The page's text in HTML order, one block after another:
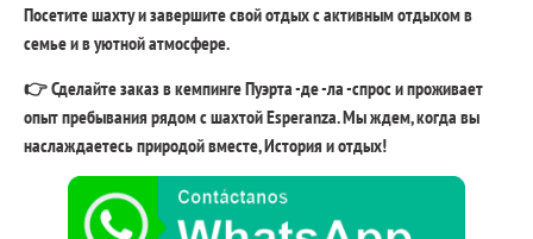
Посетите шахту и завершите свой отдых с активным отдыхом в
семье и в уютной атмосфере.
👉 Сделайте заказ в кемпинге Пуэрта -де -ла -спрос и проживает
опыт пребывания рядом с шахтой Esperanza. Мы ждем, когда вы
наслаждаетесь природой вместе, История и отдых!